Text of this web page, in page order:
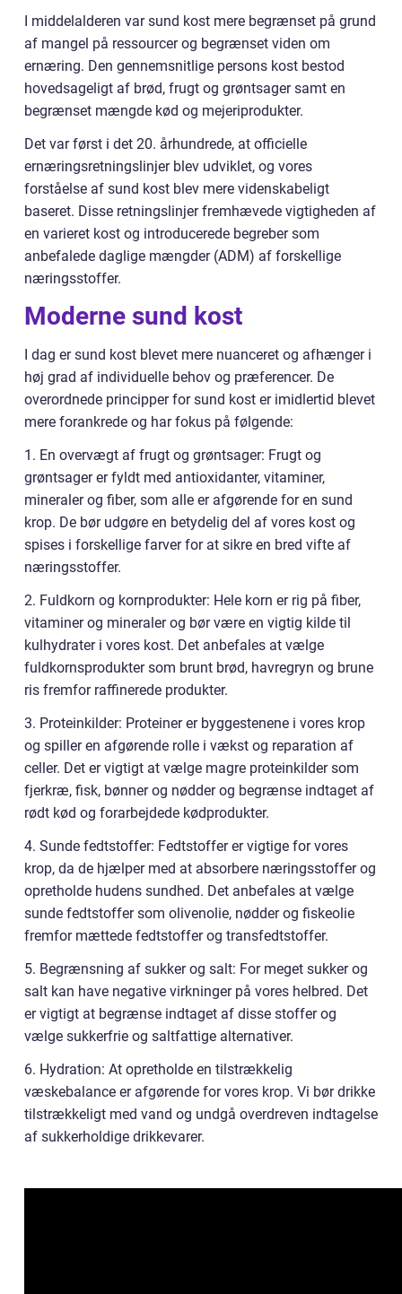
I middelalderen var sund kost mere begrænset på grund
af mangel på ressourcer og begrænset viden om
ernæring. Den gennemsnitlige persons kost bestod
hovedsageligt af brød, frugt og grøntsager samt en
begrænset mængde kød og mejeriprodukter.
Det var først i det 20. århundrede, at officielle
ernæringsretningslinjer blev udviklet, og vores
forståelse af sund kost blev mere videnskabeligt
baseret. Disse retningslinjer fremhævede vigtigheden af
en varieret kost og introducerede begreber som
anbefalede daglige mængder (ADM) af forskellige
næringsstoffer.
Moderne sund kost
I dag er sund kost blevet mere nuanceret og afhænger i
høj grad af individuelle behov og præferencer. De
overordnede principper for sund kost er imidlertid blevet
mere forankrede og har fokus på følgende:
1. En overvægt af frugt og grøntsager: Frugt og
grøntsager er fyldt med antioxidanter, vitaminer,
mineraler og fiber, som alle er afgørende for en sund
krop. De bør udgøre en betydelig del af vores kost og
spises i forskellige farver for at sikre en bred vifte af
næringsstoffer.
2. Fuldkorn og kornprodukter: Hele korn er rig på fiber,
vitaminer og mineraler og bør være en vigtig kilde til
kulhydrater i vores kost. Det anbefales at vælge
fuldkornsprodukter som brunt brød, havregryn og brune
ris fremfor raffinerede produkter.
3. Proteinkilder: Proteiner er byggestenene i vores krop
og spiller en afgørende rolle i vækst og reparation af
celler. Det er vigtigt at vælge magre proteinkilder som
fjerkræ, fisk, bønner og nødder og begrænse indtaget af
rødt kød og forarbejdede kødprodukter.
4. Sunde fedtstoffer: Fedtstoffer er vigtige for vores
krop, da de hjælper med at absorbere næringsstoffer og
opretholde hudens sundhed. Det anbefales at vælge
sunde fedtstoffer som olivenolie, nødder og fiskeolie
fremfor mættede fedtstoffer og transfedtstoffer.
5. Begrænsning af sukker og salt: For meget sukker og
salt kan have negative virkninger på vores helbred. Det
er vigtigt at begrænse indtaget af disse stoffer og
vælge sukkerfrie og saltfattige alternativer.
6. Hydration: At opretholde en tilstrækkelig
væskebalance er afgørende for vores krop. Vi bør drikke
tilstrækkeligt med vand og undgå overdreven indtagelse
af sukkerholdige drikkevarer.